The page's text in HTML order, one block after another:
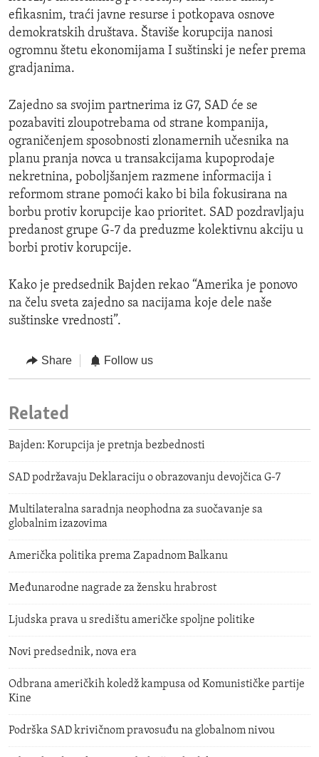
efikasnim, traći javne resurse i potkopava osnove
demokratskih društava. Štaviše korupcija nanosi
ogromnu štetu ekonomijama I suštinski je nefer prema
gradjanima.
Zajedno sa svojim partnerima iz G7, SAD će se
pozabaviti zloupotrebama od strane kompanija,
ograničenjem sposobnosti zlonamernih učesnika na
planu pranja novca u transakcijama kupoprodaje
nekretnina, poboljšanjem razmene informacija i
reformom strane pomoći kako bi bila fokusirana na
borbu protiv korupcije kao prioritet. SAD pozdravljaju
predanost grupe G-7 da preduzme kolektivnu akciju u
borbi protiv korupcije.
Kako je predsednik Bajden rekao “Amerika je ponovo
na čelu sveta zajedno sa nacijama koje dele naše
suštinske vrednosti”.
Share Follow us
Related
Bajden: Korupcija je pretnja bezbednosti
SAD podržavaju Deklaraciju o obrazovanju devojčica G-7
Multilateralna saradnja neophodna za suočavanje sa
globalnim izazovima
Američka politika prema Zapadnom Balkanu
Međunarodne nagrade za žensku hrabrost
Ljudska prava u središtu američke spoljne politike
Novi predsednik, nova era
Odbrana američkih koledž kampusa od Komunističke partije
Kine
Podrška SAD krivičnom pravosuđu na globalnom nivou